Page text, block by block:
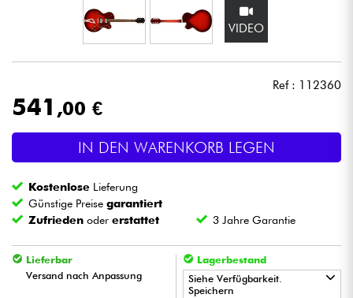
Mikros
Licht
Blasinstrumente
Violinen & Quartett
VIDEO
Ref : 112360
541 ,00 €
IN DEN WARENKORB LEGEN
Kostenlose Lieferung
Günstige Preisegarantiert
Zufrieden odererstattet 3 Jahre Garantie
Lieferbar
Versand nach Anpassung
Lagerbestand
Siehe Verfügbarkeit.
Speichern